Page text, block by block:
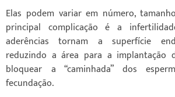
Elas podem variar em número,
principal complicação é a
aderências tornam a superfície
reduzindo a área para a implantação
bloquear a “caminhada” dos
fecundação.